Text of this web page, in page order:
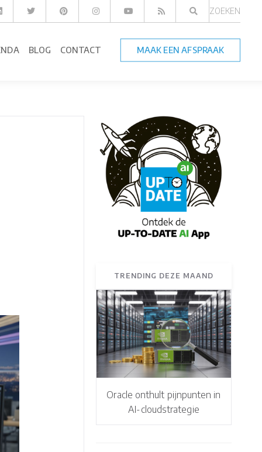
ZOEKEN
BLOG CONTACT MAAK EEN AFSPRAAK
TRENDING DEZE MAAND
Oracle onthult pijnpunten in
AI-cloudstrategie